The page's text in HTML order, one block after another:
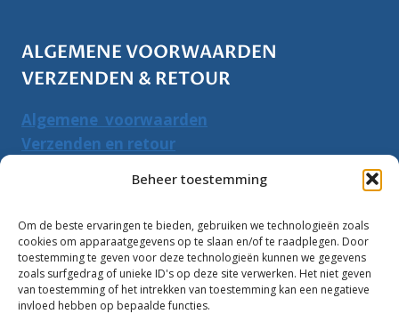
Beheer toestemming
Om de beste ervaringen te bieden, gebruiken we technologieën zoals
cookies om apparaatgegevens op te slaan en/of te raadplegen. Door
toestemming te geven voor deze technologieën kunnen we gegevens
zoals surfgedrag of unieke ID's op deze site verwerken. Het niet geven
van toestemming of het intrekken van toestemming kan een negatieve
invloed hebben op bepaalde functies.
ALGEMENE VOORWAARDEN
VERZENDEN & RETOUR
Algemene voorwaarden
Verzenden en retour
PRODUCTEN ZOEKEN
Zoeken
naar:
Zoeken